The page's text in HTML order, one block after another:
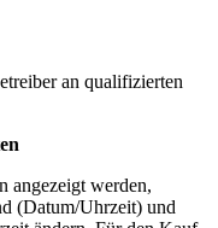
an qualifizierten
angezeigt werden,
(Datum/Uhrzeit) und